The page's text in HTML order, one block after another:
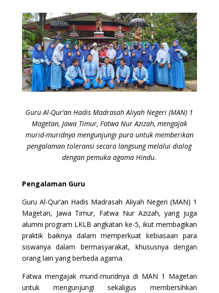
Guru Al-Qur’an Hadis Madrasah Aliyah Negeri (MAN) 1
Magetan, Jawa Timur, Fatwa Nur Azizah, mengajak
murid-muridnya mengunjungi pura untuk memberikan
pengalaman toleransi secara langsung melalui dialog
dengan pemuka agama Hindu.
Pengalaman Guru
Guru Al-Qur’an Hadis Madrasah Aliyah Negeri (MAN) 1
Magetan, Jawa Timur, Fatwa Nur Azizah, yang juga
alumni program LKLB angkatan ke-5, ikut membagikan
praktik baiknya dalam memperkuat kebiasaan para
siswanya dalam bermasyarakat, khususnya dengan
orang lain yang berbeda agama.
Fatwa mengajak murid-muridnya di MAN 1 Magetan
untuk mengunjungi sekaligus membersihkan